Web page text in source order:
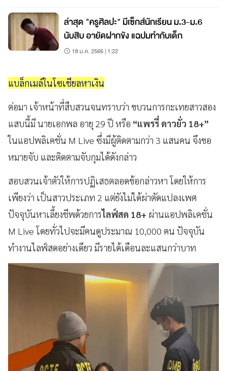
ล่าสุด "ครูศิลปะ" มีเซ็กส์นักเรียน ม.3-ม.6
นับสิบ อายัดฝากขัง แฉปมทำกับเด็ก
18 ม.ค. 2566 | 1:22
แบล็กเมล์ในโซเชียลหาเงิน
ต่อมา เจ้าหน้าที่สืบสวนจนทราบว่า ขบวนการกะเทยสาวสอง
แสบนี้มี นายเอกพล อายุ 29 ปี หรือ “แพรรี่ ดาวยั่ว 18+”
ในแอปพลิเคชั่น M Live ซึ่งมีผู้ติดตามกว่า 3 แสนคน จึงขอ
หมายจับ และติดตามจับกุมได้ดังกล่าว
สอบสวนเจ้าตัวให้การปฏิเสธตลอดข้อกล่าวหา โดยให้การ
เพียงว่า เป็นสาวประเภท 2 แต่ยังไม่ได้ผ่าตัดแปลงเพศ
ปัจจุบันหาเลี้ยงชีพด้วยการไลฟ์สด 18+ ผ่านแอปพลิเคชั่น
M Live โดยทั่วไปจะมีคนดูประมาณ 10,000 คน ปัจจุบัน
ทำงานไลฟ์สดอย่างเดียว มีรายได้เดือนละแสนกว่าบาท